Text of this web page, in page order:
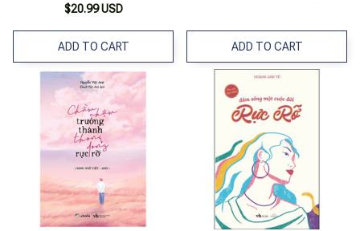
$20.99 USD
ADD TO CART ADD TO CART